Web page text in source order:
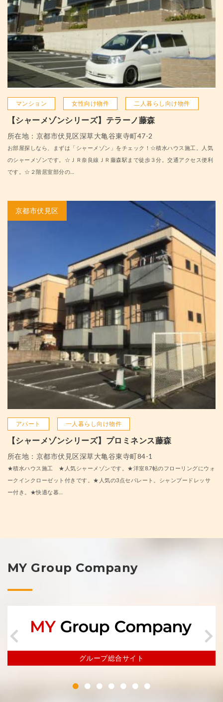
マンション 女性向け物件 二人暮らし向け物件
【シャーメゾンシリーズ】テラーノ藤森
所在地：京都市伏見区深草大亀谷東寺町47-2
お部屋探しなら、まずは「シャーメゾン」をチェック！☆積水ハウス施工。人気
のシャーメゾンです。☆ＪＲ奈良線ＪＲ藤森駅まで徒歩３分。交通アクセス便利
です。☆２階居室部分の…
京都市伏見区
アパート 一人暮らし向け物件
【シャーメゾンシリーズ】プロミネンス藤森
所在地：京都市伏見区深草大亀谷東寺町84-1
★積水ハウス施工 ★人気シャーメゾンです。★洋室8.7帖のフローリングにウォ
ークインクローゼット付きです。★人気の3点セパレート。シャンプードレッサ
ー付き。★快適な暮…
MY Group Company
不動産事業